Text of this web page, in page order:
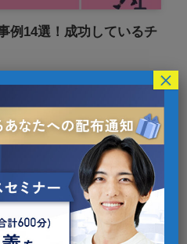
例14選！成功しているチ
×